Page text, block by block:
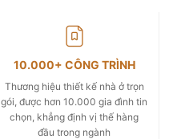
10.000+ CÔNG TRÌNH
Thương hiệu thiết kế nhà ở trọn
gói, được hơn 10.000 gia đình tin
chọn, khẳng định vị thế hàng
đầu trong ngành